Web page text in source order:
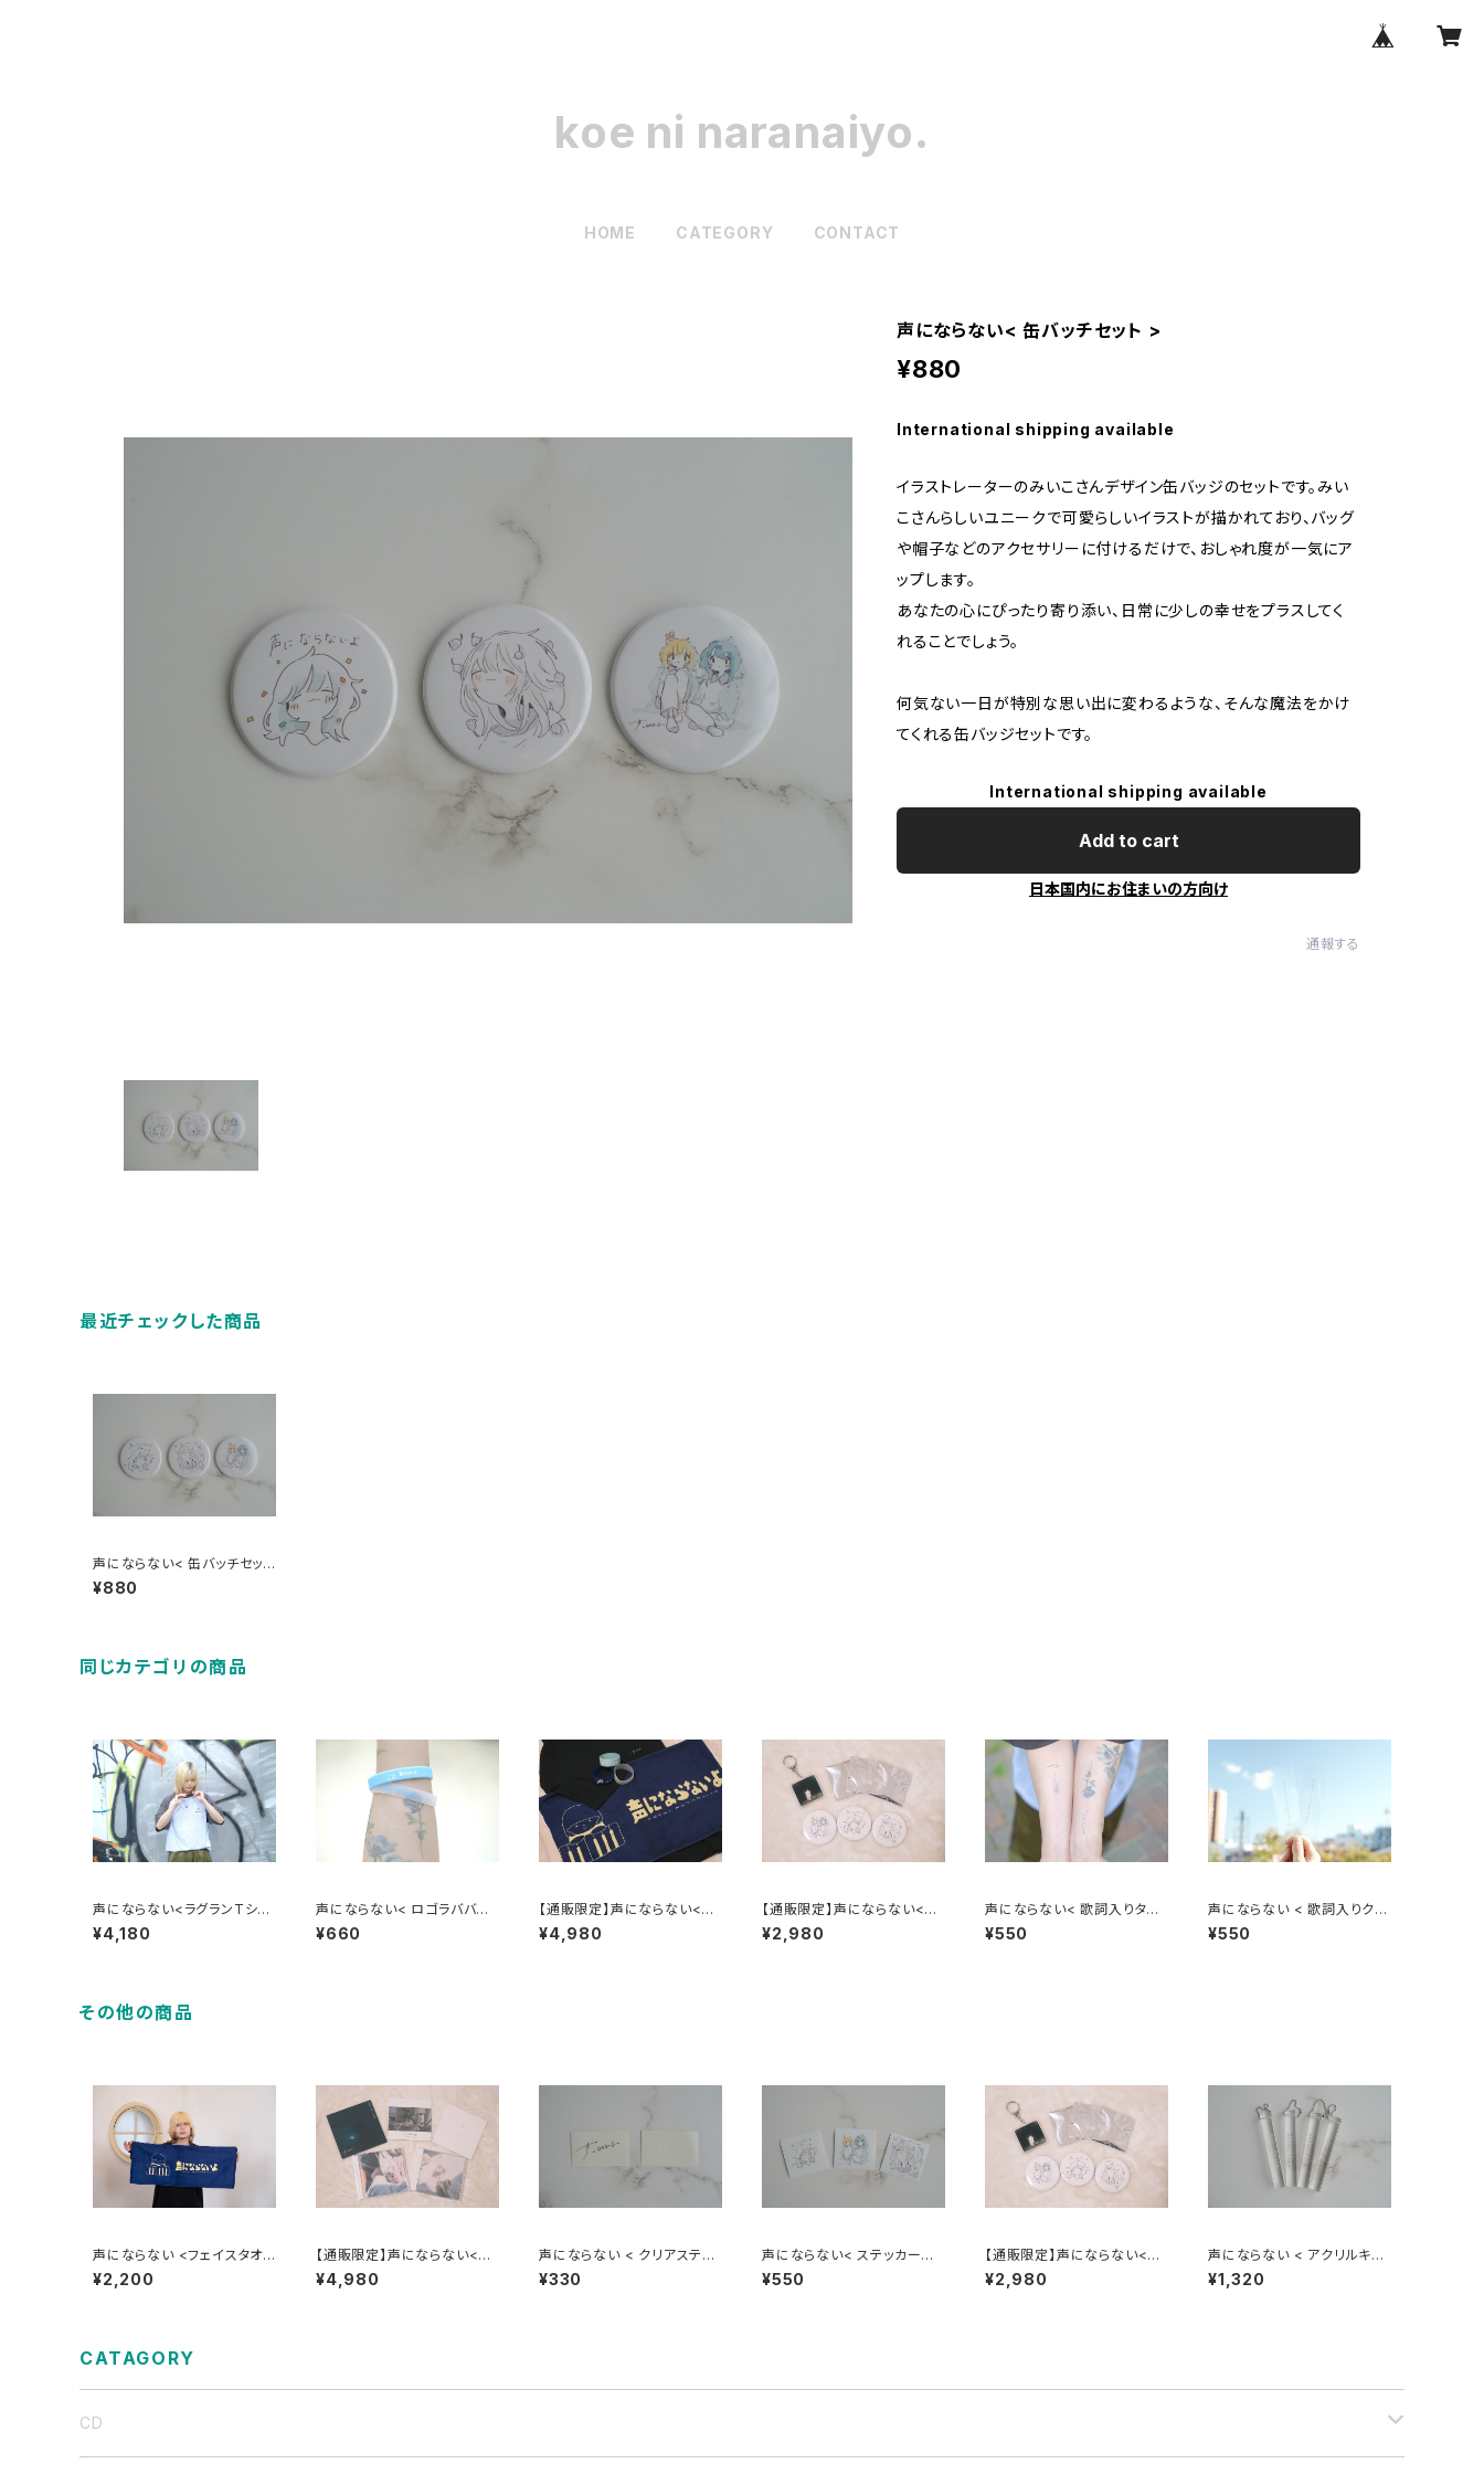
koe ni naranaiyo.
HOME CATEGORY CONTACT
声にならない< 缶バッチセット >
¥880
International shipping available
イラストレーターのみいこさんデザイン缶バッジのセットです。みい
こさんらしいユニークで可愛らしいイラストが描かれており、バッグ
や帽子などのアクセサリーに付けるだけで、おしゃれ度が一気にア
ップします。
あなたの心にぴったり寄り添い、日常に少しの幸せをプラスしてく
れることでしょう。
何気ない一日が特別な思い出に変わるような、そんな魔法をかけ
てくれる缶バッジセットです。
International shipping available
Add to cart
日本国内にお住まいの方向け
通報する
最近チェックした商品
声にならない< 缶バッチセット
>
¥880
同じカテゴリの商品
声にならない<ラグランTシャ
ツ >
¥4,180
声にならない< ロゴラババン
>
¥660
【通販限定】声にならない<ラ
イブグッズセット>
¥4,980
【通販限定】声にならない<ア
クセサリーセット>
¥2,980
声にならない< 歌詞入りタト
ゥーシール >
¥550
声にならない < 歌詞入りクリ
ア栞 >
¥550
その他の商品
声にならない <フェイスタオ
ル/ロゴver.>
¥2,200
【通販限定】声にならない<C
Dおまとめセット>
¥4,980
声にならない < クリアステッ
カー >
¥330
声にならない< ステッカーセッ
ト >
¥550
【通販限定】声にならない<ア
クセサリーセット>
¥2,980
声にならない < アクリルキー
>
¥1,320
CATAGORY
CD